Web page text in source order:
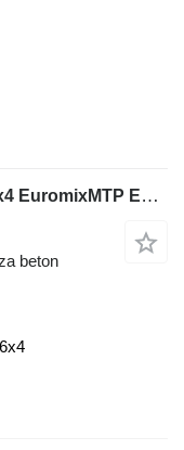
MAN TGS 33.480 TGS 33.480 BB 6x4 EuromixMTP EM 7 L
beton
6x4